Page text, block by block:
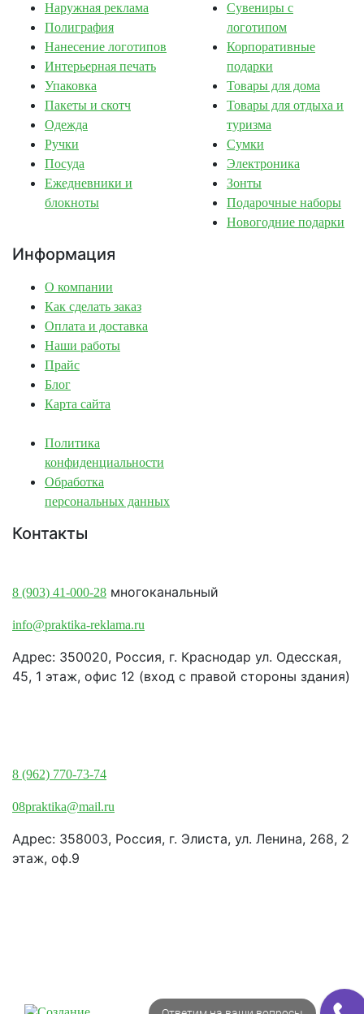
Наружная реклама
Полиграфия
Нанесение логотипов
Интерьерная печать
Упаковка
Пакеты и скотч
Одежда
Ручки
Посуда
Ежедневники и
блокноты
Сувениры с
логотипом
Корпоративные
подарки
Товары для дома
Товары для отдыха и
туризма
Сумки
Электроника
Зонты
Подарочные наборы
Новогодние подарки
Информация
О компании
Как сделать заказ
Оплата и доставка
Наши работы
Прайс
Блог
Карта сайта
Политика
конфиденциальности
Обработка
персональных данных
Контакты
8 (903) 41-000-28 многоканальный
info@praktika-reklama.ru
Адрес: 350020, Россия, г. Краснодар ул. Одесская,
45, 1 этаж, офис 12 (вход с правой стороны здания)
8 (962) 770-73-74
08praktika@mail.ru
Адрес:​ 358003, Россия, г. Элиста, ул. Ленина, 268, 2
этаж, оф.9